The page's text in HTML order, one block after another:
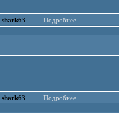
shark63 Подробнее...
shark63 Подробнее...